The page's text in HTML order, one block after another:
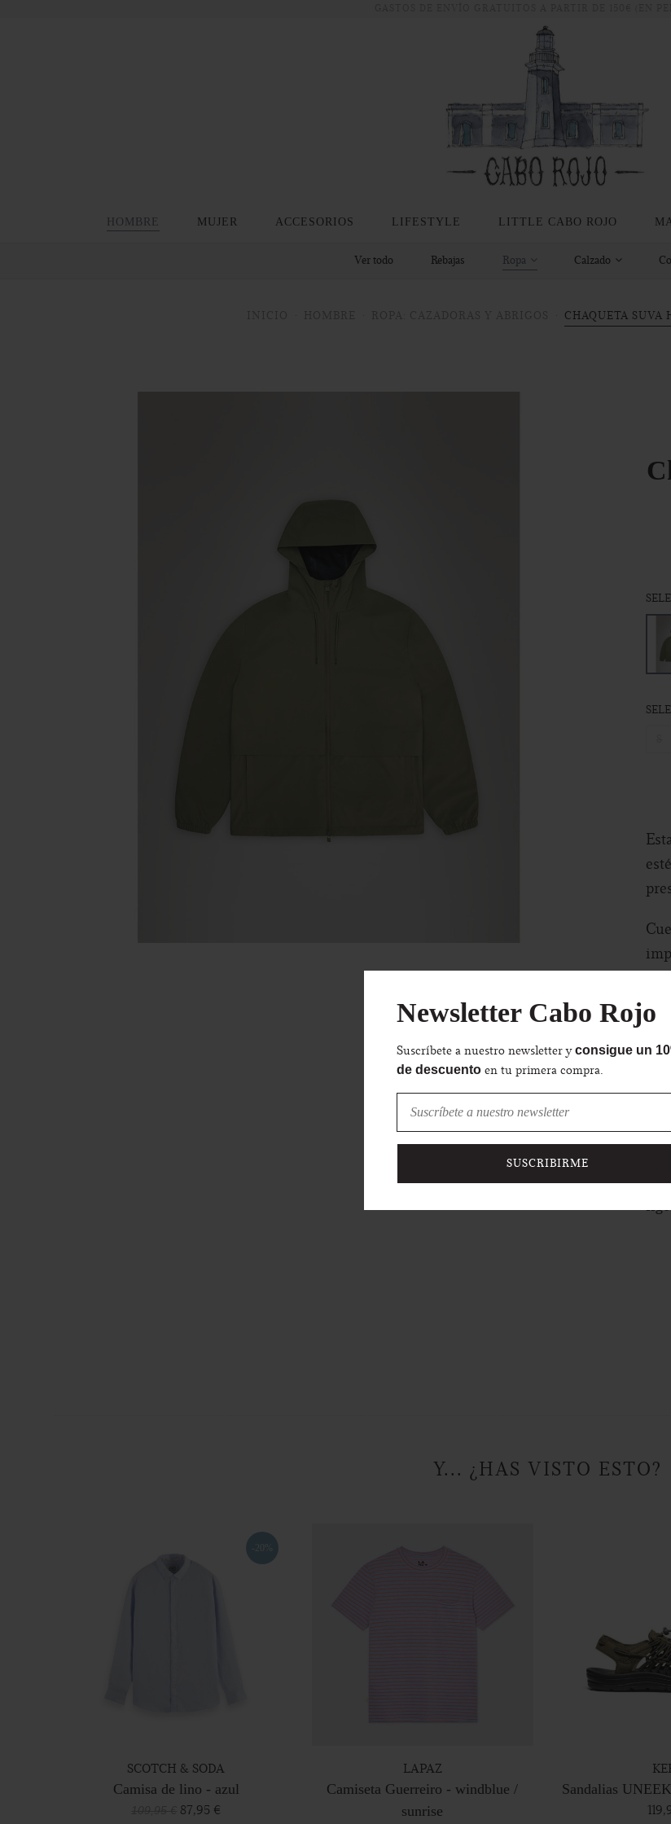
Newsletter Cabo Rojo
Suscríbete a nuestro newsletter yconsigue un
de descuento en tu primera compra.
SUSCRIBIRME
HOMBRE MUJER ACCESORIOS LIFESTYLE LITTLE CABO ROJO
Ver todo Rebajas Ropa Calzado
CHAQUETA SUVA
los
La
Y... ¿HAS VISTO ESTO?
-20%
SCOTCH & SODA
Camisa de lino - azul
87,95 €
LAPAZ
Camiseta Guerreiro - windblue /
sunrise
Sandalias